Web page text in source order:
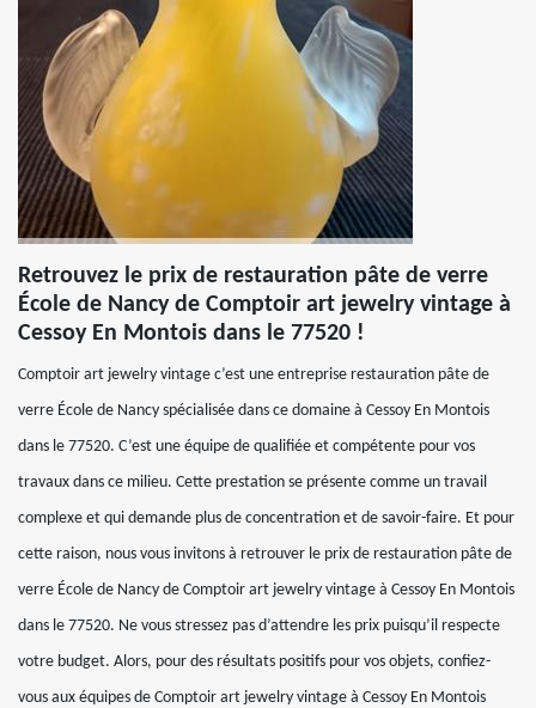
Retrouvez le prix de restauration pâte de verre
École de Nancy de Comptoir art jewelry vintage à
Cessoy En Montois dans le 77520 !
Comptoir art jewelry vintage c’est une entreprise restauration pâte de
verre École de Nancy spécialisée dans ce domaine à Cessoy En Montois
dans le 77520. C’est une équipe de qualifiée et compétente pour vos
travaux dans ce milieu. Cette prestation se présente comme un travail
complexe et qui demande plus de concentration et de savoir-faire. Et pour
cette raison, nous vous invitons à retrouver le prix de restauration pâte de
verre École de Nancy de Comptoir art jewelry vintage à Cessoy En Montois
dans le 77520. Ne vous stressez pas d’attendre les prix puisqu’il respecte
votre budget. Alors, pour des résultats positifs pour vos objets, confiez-
vous aux équipes de Comptoir art jewelry vintage à Cessoy En Montois